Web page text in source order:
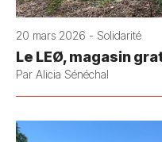
20 mars 2026 - Solidarité
Le LEØ, magasin
Par Alicia Sénéchal